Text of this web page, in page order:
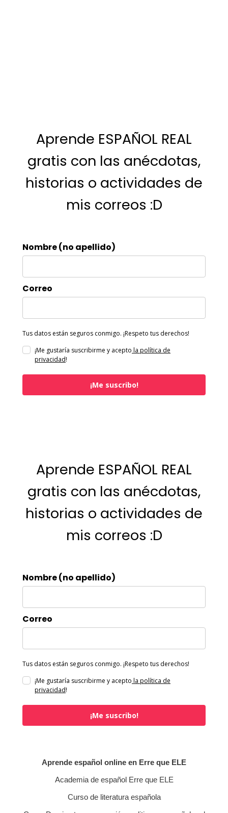
Aprende ESPAÑOL REAL
gratis con las anécdotas,
historias o actividades de
mis correos :D
Nombre (no apellido)
Correo
Tus datos están seguros conmigo. ¡Respeto tus derechos!
¡Me gustaría suscribirme y acepto la política de
privacidad!
¡Me suscribo!
Aprende ESPAÑOL REAL
gratis con las anécdotas,
historias o actividades de
mis correos :D
Nombre (no apellido)
Correo
Tus datos están seguros conmigo. ¡Respeto tus derechos!
¡Me gustaría suscribirme y acepto la política de
privacidad!
¡Me suscribo!
Aprende español online en Erre que ELE
Academia de español Erre que ELE
Curso de literatura española